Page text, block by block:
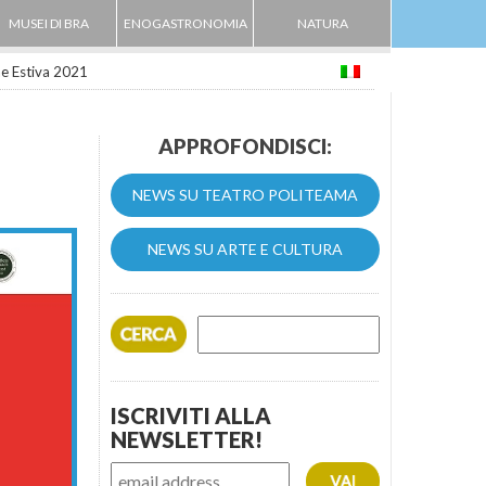
MUSEI DI BRA ENOGASTRONOMIA NATURA
Estiva 2021
APPROFONDISCI:
NEWS SU TEATRO POLITEAMA
NEWS SU ARTE E CULTURA
ISCRIVITI ALLA
NEWSLETTER!